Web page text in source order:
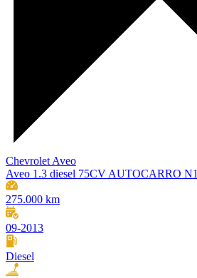
Chevrolet Aveo
Aveo 1.3 diesel 75CV AUTOCARRO N1
275.000 km
09-2013
Diesel